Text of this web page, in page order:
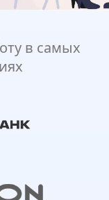
в самых